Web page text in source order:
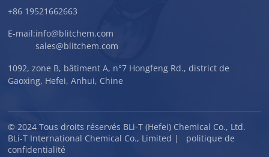
+86 19521662663
E-mail:info@blitchem.com
sales@blitchem.com
1092, zone B, bâtiment A, n°7 Hongfeng Rd., district de
Gaoxing, Hefei, Anhui, Chine
© 2024 Tous droits réservés BLi-T (Hefei) Chemical Co., Ltd.
BLi-T International Chemical Co., Limited | politique de
confidentialité